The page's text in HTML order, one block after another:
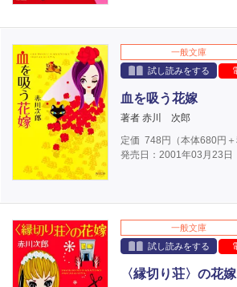
一般文庫
試し読みをする
血を吸う花嫁
著者 赤川 次郎
定価 748 円（本体680円＋
発売日：2001年03月23日
一般文庫
試し読みをする
〈縁切り荘〉の花嫁